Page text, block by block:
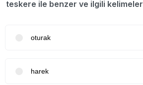
teskere ile benzer ve ilgili kelimeler
oturak
harek